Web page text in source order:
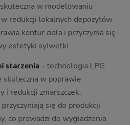
w modelowaniu
redukcji lokalnych depozytów
kontur ciała i przyczynia się
estetyki sylwetki.
starzenia - technologia LPG
w poprawie
i redukcji zmarszczek.
się do produkcji
co prowadzi do wygładzenia